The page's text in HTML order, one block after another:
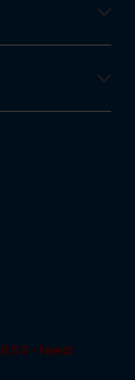
RSS-feed